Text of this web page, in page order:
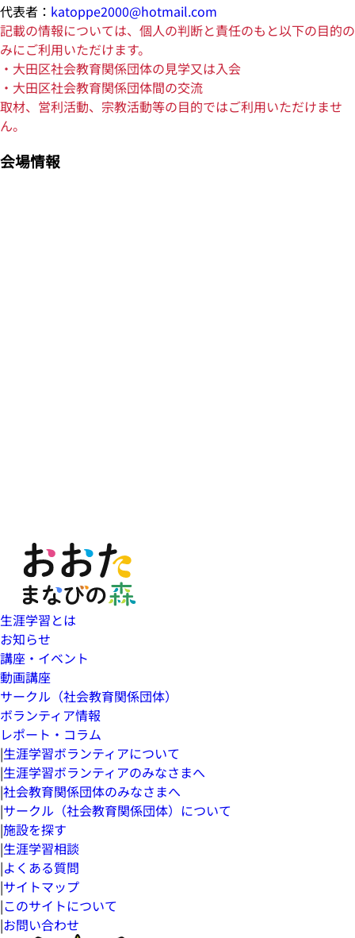
代表者： katoppe2000@hotmail.com
記載の情報については、個人の判断と責任のもと以下の目的の
みにご利用いただけます。
・大田区社会教育関係団体の見学又は入会
・大田区社会教育関係団体間の交流
取材、営利活動、宗教活動等の目的ではご利用いただけませ
ん。
会場情報
生涯学習とは
お知らせ
講座・イベント
動画講座
サークル（社会教育関係団体）
ボランティア情報
レポート・コラム
|生涯学習ボランティアについて
|生涯学習ボランティアのみなさまへ
|社会教育関係団体のみなさまへ
|サークル（社会教育関係団体）について
|施設を探す
|生涯学習相談
|よくある質問
|サイトマップ
|このサイトについて
|お問い合わせ